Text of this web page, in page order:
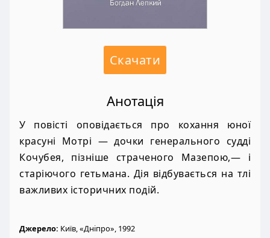
Скачати
Анотація
У повісті оповідається про кохання юної
красуні Мотрі — дочки генерального судді
Кочубея, пізніше страченого Мазепою,— і
старіючого гетьмана. Дія відбувається на тлі
важливих історичних подій.
Джерело: Київ, «Дніпро», 1992